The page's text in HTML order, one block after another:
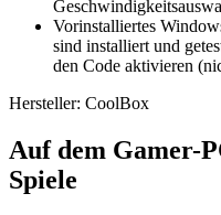
Vorinstalliertes
sind installiert und
den Code aktivieren
Hersteller: CoolBox
Auf dem Gamer-
Spiele